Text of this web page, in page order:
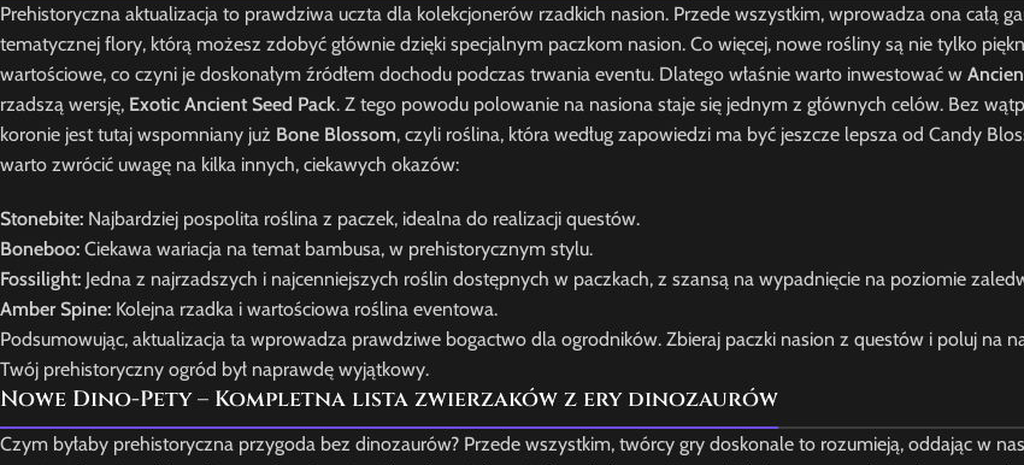
Prehistoryczna aktualizacja to prawdziwa uczta dla kolekcjonerów rzadkich nasion. Przede wszystkim, wprowadza ona całą
tematycznej flory, którą możesz zdobyć głównie dzięki specjalnym paczkom nasion. Co więcej, nowe rośliny są nie tylko
wartościowe, co czyni je doskonałym źródłem dochodu podczas trwania eventu. Dlatego właśnie warto inwestować w
rzadszą wersję, Exotic Ancient Seed Pack. Z tego powodu polowanie na nasiona staje się jednym z głównych celów. Bez
koronie jest tutaj wspomniany już Bone Blossom, czyli roślina, która według zapowiedzi ma być jeszcze lepsza od Candy
warto zwrócić uwagę na kilka innych, ciekawych okazów:
Stonebite: Najbardziej pospolita roślina z paczek, idealna do realizacji questów.
Boneboo: Ciekawa wariacja na temat bambusa, w prehistorycznym stylu.
Fossilight: Jedna z najrzadszych i najcenniejszych roślin dostępnych w paczkach, z szansą na wypadnięcie na poziomie
Amber Spine: Kolejna rzadka i wartościowa roślina eventowa.
Podsumowując, aktualizacja ta wprowadza prawdziwe bogactwo dla ogrodników. Zbieraj paczki nasion z questów i poluj na
Twój prehistoryczny ogród był naprawdę wyjątkowy.
Nowe Dino-Pety – Kompletna lista zwierzaków z ery dinozaurów
Czym byłaby prehistoryczna przygoda bez dinozaurów? Przede wszystkim, twórcy gry doskonale to rozumieją, oddając w